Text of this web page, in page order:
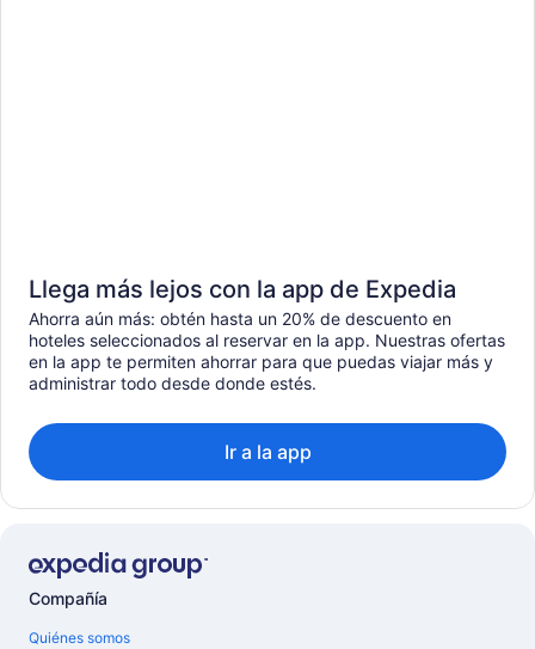
Llega más lejos con la app de Expedia
Ahorra aún más: obtén hasta un 20% de descuento en
hoteles seleccionados al reservar en la app. Nuestras ofertas
en la app te permiten ahorrar para que puedas viajar más y
administrar todo desde donde estés.
Ir a la app
Compañía
Quiénes somos